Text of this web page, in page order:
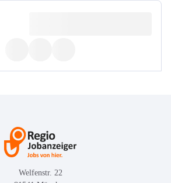
Welfenstr. 22